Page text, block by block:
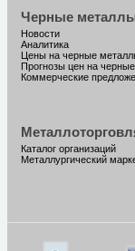
Черные
Новости
Аналитика
Цены на черные
Прогнозы цен на
Коммерческие
Каталог организаций
Металлургический